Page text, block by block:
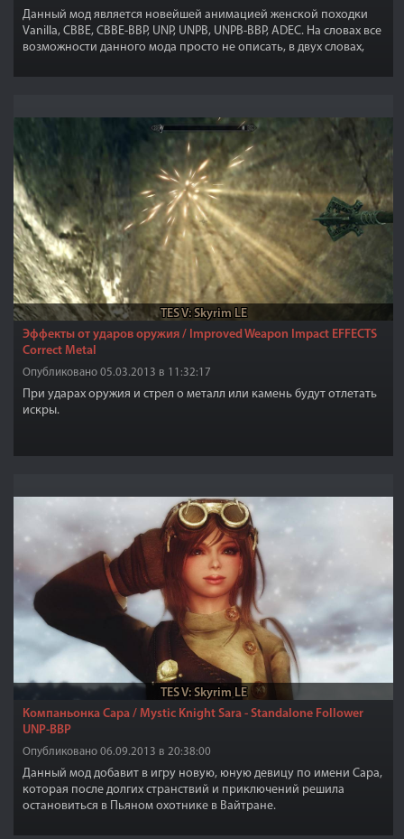
Данный мод является новейшей анимацией женской походки
Vanilla, CBBE, CBBE-BBP, UNP, UNPB, UNPB-BBP, ADEC. На словах все
возможности данного мода просто не описать, в двух словах,
TES V: Skyrim LE
Эффекты от ударов оружия / Improved Weapon Impact EFFECTS
Correct Metal
Опубликовано 05.03.2013 в 11:32:17
При ударах оружия и стрел о металл или камень будут отлетать
искры.
TES V: Skyrim LE
Компаньонка Сара / Mystic Knight Sara - Standalone Follower
UNP-BBP
Опубликовано 06.09.2013 в 20:38:00
Данный мод добавит в игру новую, юную девицу по имени Сара,
которая после долгих странствий и приключений решила
остановиться в Пьяном охотнике в Вайтране.